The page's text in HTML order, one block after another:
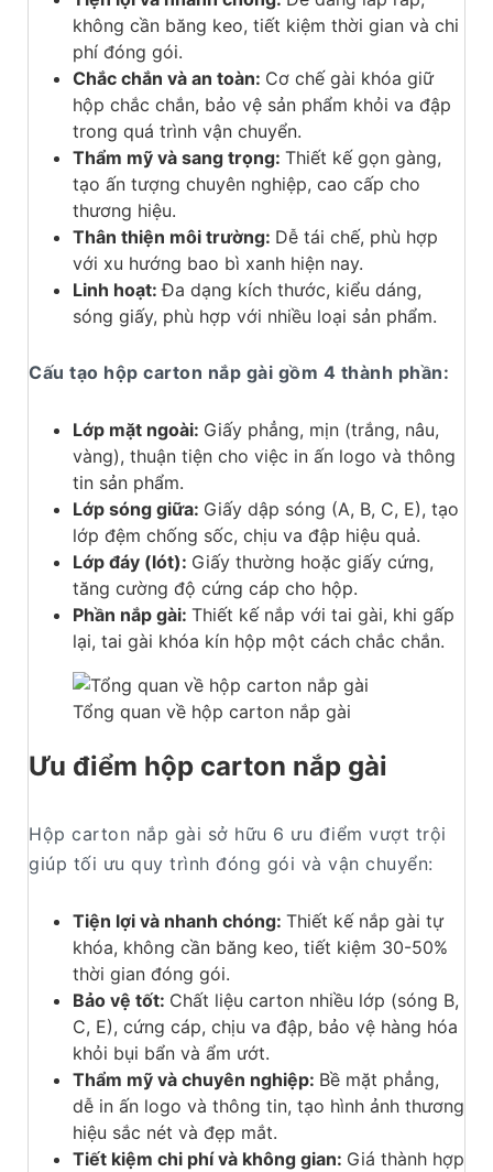
không cần băng keo, tiết kiệm thời gian và chi
phí đóng gói.
Chắc chắn và an toàn: Cơ chế gài khóa giữ
hộp chắc chắn, bảo vệ sản phẩm khỏi va đập
trong quá trình vận chuyển.
Thẩm mỹ và sang trọng: Thiết kế gọn gàng,
tạo ấn tượng chuyên nghiệp, cao cấp cho
thương hiệu.
Thân thiện môi trường: Dễ tái chế, phù hợp
với xu hướng bao bì xanh hiện nay.
Linh hoạt:Đa dạng kích thước, kiểu dáng,
sóng giấy, phù hợp với nhiều loại sản phẩm.
Cấu tạo hộp carton nắp gài gồm 4 thành phần:
Lớp mặt ngoài: Giấy phẳng, mịn (trắng, nâu,
vàng), thuận tiện cho việc in ấn logo và thông
tin sản phẩm.
Lớp sóng giữa: Giấy dập sóng (A, B, C, E), tạo
lớp đệm chống sốc, chịu va đập hiệu quả.
Lớp đáy (lót): Giấy thường hoặc giấy cứng,
tăng cường độ cứng cáp cho hộp.
Phần nắp gài: Thiết kế nắp với tai gài, khi gấp
lại, tai gài khóa kín hộp một cách chắc chắn.
Tổng quan về hộp carton nắp gài
Ưu điểm hộp carton nắp gài
Hộp carton nắp gài sở hữu 6 ưu điểm vượt trội
giúp tối ưu quy trình đóng gói và vận chuyển:
Tiện lợi và nhanh chóng: Thiết kế nắp gài tự
khóa, không cần băng keo, tiết kiệm 30-50%
thời gian đóng gói.
Bảo vệ tốt: Chất liệu carton nhiều lớp (sóng B,
C, E), cứng cáp, chịu va đập, bảo vệ hàng hóa
khỏi bụi bẩn và ẩm ướt.
Thẩm mỹ và chuyên nghiệp: Bề mặt phẳng,
dễ in ấn logo và thông tin, tạo hình ảnh thương
hiệu sắc nét và đẹp mắt.
Tiết kiệm chi phí và không gian: Giá thành hợp